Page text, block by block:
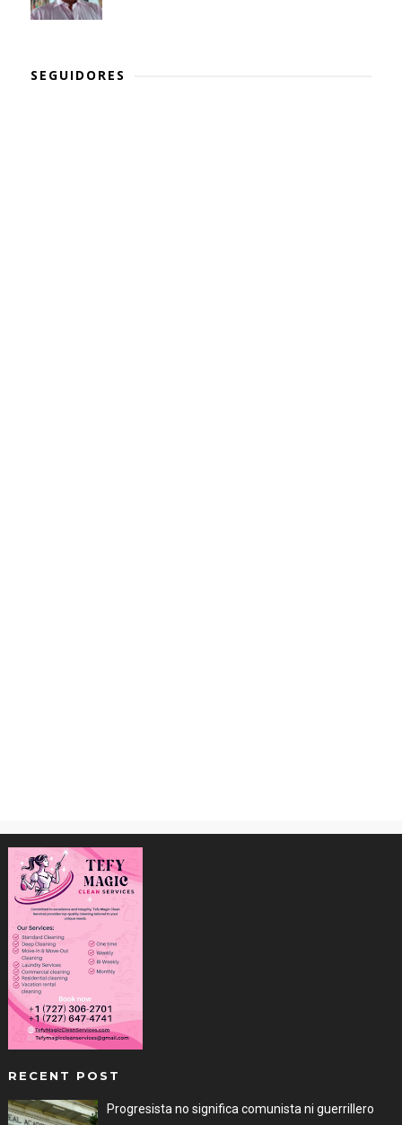
SEGUIDORES
RECENT POST
Progresista no significa comunista ni guerrillero